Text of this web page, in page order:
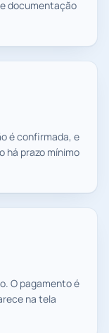
documentação
é confirmada, e
há prazo mínimo
O pagamento é
na tela